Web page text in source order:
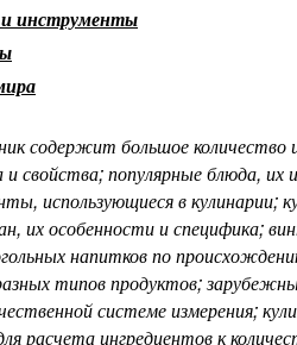
инструменты
содержит большое количество
и свойства; популярные блюда, их
использующиеся в кулинарии;
их особенности и специфика;
напитков по
типов продуктов;
системе измерения;
расчета ингредиентов к